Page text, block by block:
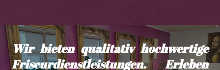
Wir bieten qualitativ hochwertige
Friseurdienstleistungen. Erleben